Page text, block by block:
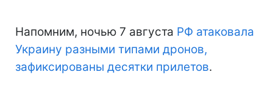
Напомним, ночью 7 августа РФ атаковала
Украину разными типами дронов,
зафиксированы десятки прилетов.